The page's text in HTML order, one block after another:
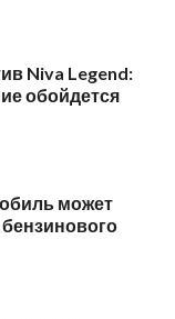
Niva Legend:
обойдется
может